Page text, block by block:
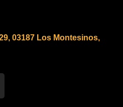
03187 Los Montesinos,